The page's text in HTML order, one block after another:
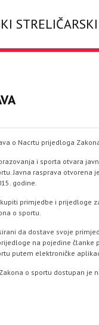
o Nacrtu prijedloga
i sporta otvara
Javna rasprava otvorena
godine.
primjedbe i prijedloge
o sportu.
da dostave svoje
na pojedine članke
putem elektroničke
o sportu dostupan je